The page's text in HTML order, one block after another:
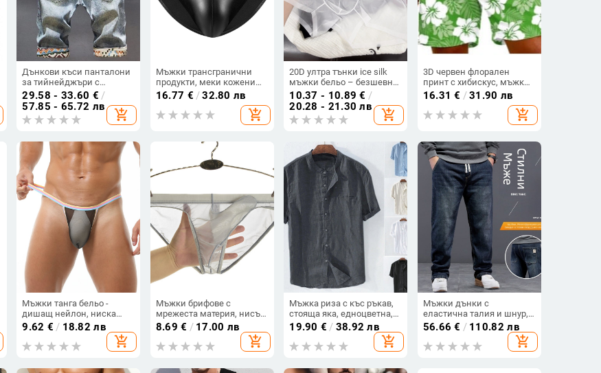
Дънкови къси панталони
за тийнейджъри с
бродерия и разкъсвания,
корейски стил, слим фит,
микроеластичност, лято
29.58 - 33.60 € /
57.85 - 65.72 лв
add_shopping_cart
Мъжки трансгранични
продукти, меки кожени
бикини, секси,
прилепнали, меки
кожени шорти, точен
16.77 € /32.80 лв
add_shopping_cart
20D ултра тънки ice silk
мъжки бельо – безшевно
усещане, бързосъхнещо,
средна талия, едноцветни
боксерки
10.37 - 10.89 € /
20.28 - 21.30 лв
add_shopping_cart
3D червен флорален
принт с хибискус, мъжки
плувни шорти със
свободен силует,
бързосъхнещи през
16.31 € /31.90 лв
add_shopping_cart
Мъжки танга бельо -
дишащ нейлон, ниска
талия (80-90% нейлон,
стил T/thong)
9.62 € / 18.82 лв
add_shopping_cart
Мъжки брифове с
мрежеста материя, нисък
талия, проветрив дизайн,
секси джоб и триъгълно
изрязване
8.69 € / 17.00 лв
add_shopping_cart
Мъжка риза с къс ръкав,
стояща яка, едноцветна,
полиестер 85%
19.90 € / 38.92 лв
add_shopping_cart
Мъжки дънки с
еластична талия и шнур,
висока еластичност,
права кройка, свободен
силует, памук, зимен
56.66 € / 110.82 лв
add_shopping_cart